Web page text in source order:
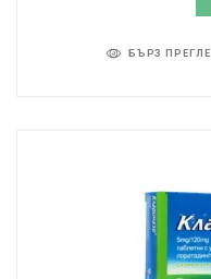
БЪРЗ